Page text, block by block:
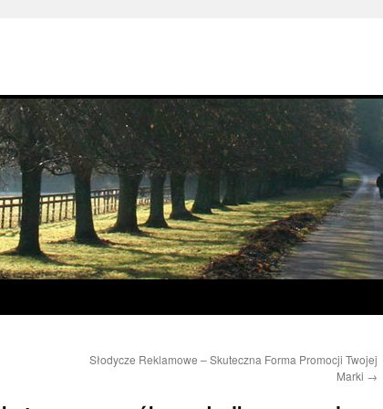
Słodycze Reklamowe – Skuteczna Forma Promocji Twojej
Marki →